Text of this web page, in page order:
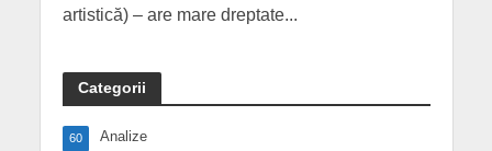
artistică) – are mare dreptate...
Categorii
Analize
60